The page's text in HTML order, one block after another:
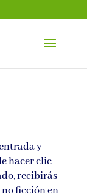
y
hacer clic
recibirás
ficción en